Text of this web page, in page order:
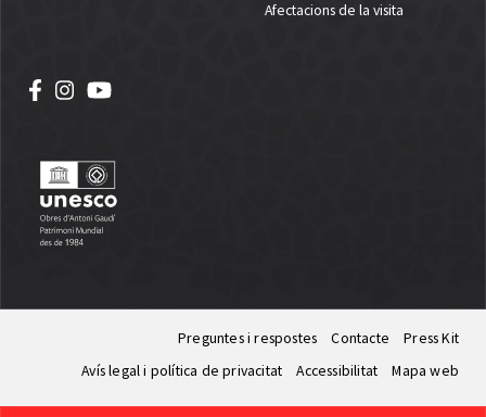
Afectacions de la visita
Preguntes i respostes Contacte
Press Kit
Avís legal i política de privacitat
Accessibilitat Mapa web